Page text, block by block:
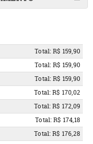
Total: R$ 159,90
Total: R$ 159,90
Total: R$ 159,90
Total: R$ 170,02
Total: R$ 172,09
Total: R$ 174,18
Total: R$ 176,28